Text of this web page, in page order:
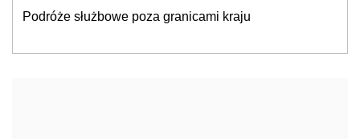
Podróże służbowe poza granicami kraju